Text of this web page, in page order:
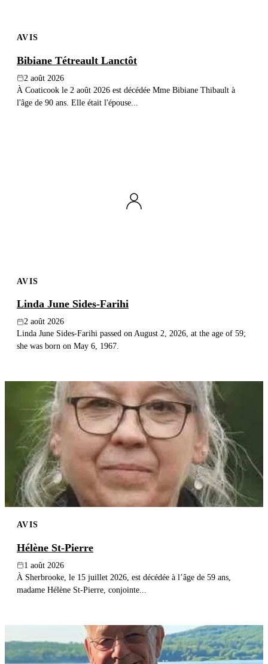
AVIS
Bibiane Tétreault Lanctôt
2 août 2026
À Coaticook le 2 août 2026 est décédée Mme Bibiane Thibault à
l'âge de 90 ans. Elle était l'épouse...
AVIS
Linda June Sides-Farihi
2 août 2026
Linda June Sides-Farihi passed on August 2, 2026, at the age of 59;
she was born on May 6, 1967.
AVIS
Hélène St-Pierre
1 août 2026
À Sherbrooke, le 15 juillet 2026, est décédée à l’âge de 59 ans,
madame Hélène St-Pierre, conjointe...